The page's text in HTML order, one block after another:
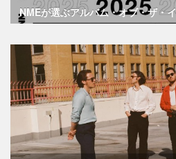
NMEが選ぶアルバム・オブ・ザ・